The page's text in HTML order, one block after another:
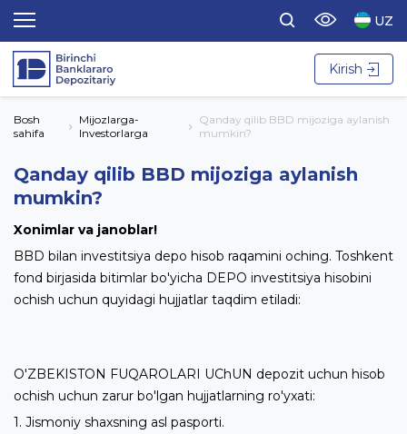
UZ
Kirish
Bosh
sahifa
Mijozlarga-
Investorlarga
Qanday qilib BBD mijoziga aylanish
mumkin?
Qanday qilib BBD mijoziga aylanish
mumkin?
Xonimlar va janoblar!
BBD bilan investitsiya depo hisob raqamini oching. Toshkent
fond birjasida bitimlar bo'yicha DEPO investitsiya hisobini
ochish uchun quyidagi hujjatlar taqdim etiladi:
O'ZBEKISTON FUQAROLARI UChUN depozit uchun hisob
ochish uchun zarur bo'lgan hujjatlarning ro'yxati:
1. Jismoniy shaxsning asl pasporti.